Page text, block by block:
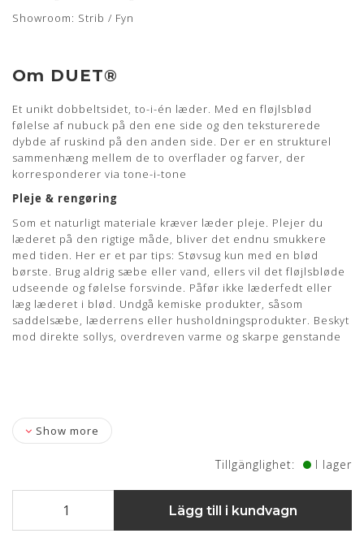
Showroom: Strib / Fyn
Om DUET®
Et unikt dobbeltsidet, to-i-én læder. Med en fløjlsblød
følelse af nubuck på den ene side og den teksturerede
dybde af ruskind på den anden side. Der er en strukturel
sammenhæng mellem de to overflader og farver, der
korresponderer via tone-i-tone
Pleje & rengøring
Som et naturligt materiale kræver læder pleje. Plejer du
læderet på den rigtige måde, bliver det endnu smukkere
med tiden. Her er et par tips: Støvsug kun med en blød
børste. Brug aldrig sæbe eller vand, ellers vil det fløjlsbløde
udseende og følelse forsvinde. Påfør ikke læderfedt eller
læg læderet i blød. Undgå kemiske produkter, såsom
saddelsæbe, læderrens eller husholdningsprodukter. Beskyt
mod direkte sollys, overdreven varme og skarpe genstande
Show more
Tillgänglighet: I lager
Lägg till i kundvagn